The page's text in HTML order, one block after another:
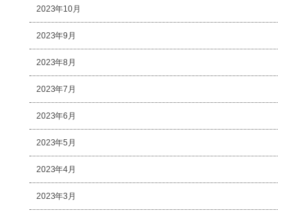
2023年10月
2023年9月
2023年8月
2023年7月
2023年6月
2023年5月
2023年4月
2023年3月